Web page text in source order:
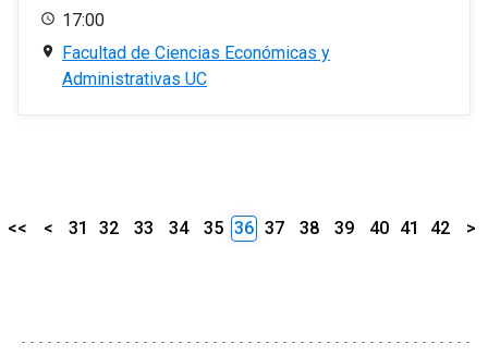
17:00
Facultad de Ciencias Económicas y
Administrativas UC
<< < 31 32 33 34 35 36 37 38 39 40 41 42 >